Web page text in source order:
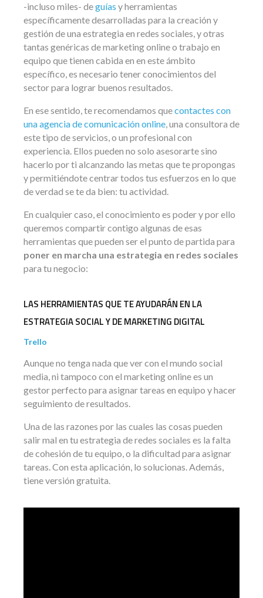
-incluso miles- deguías y herramientas
específicamente desarrolladas para la creación y
gestión de una estrategia en redes sociales, y otras
tantas genéricas de marketing online o trabajo en
equipo que tienen cabida en en este ámbito
específico, es necesario tener conocimientos del
sector para lograr buenos resultados.
En ese sentido, te recomendamos quecontactes con
una agencia de comunicación online, una consultora de
este tipo de servicios, o un profesional con
experiencia. Ellos pueden no solo asesorarte sino
hacerlo por ti alcanzando las metas que te propongas
y permitiéndote centrar todos tus esfuerzos en lo que
de verdad se te da bien: tu actividad.
En cualquier caso, el conocimiento es poder y por ello
queremos compartir contigo algunas de esas
herramientas que pueden ser el punto de partida para
poner en marcha una estrategia en redes sociales
para tu negocio:
LAS HERRAMIENTAS QUE TE AYUDARÁN EN LA
ESTRATEGIA SOCIAL Y DE MARKETING DIGITAL
Trello
Aunque no tenga nada que ver con el mundo social
media, ni tampoco con el marketing online es un
gestor perfecto para asignar tareas en equipo y hacer
seguimiento de resultados.
Una de las razones por las cuales las cosas pueden
salir mal en tu estrategia de redes sociales es la falta
de cohesión de tu equipo, o la dificultad para asignar
tareas. Con esta aplicación, lo solucionas. Además,
tiene versión gratuita.